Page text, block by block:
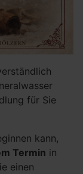
für Sie
kann,
Termin in
einen